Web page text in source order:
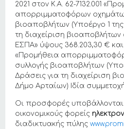
2021 στον Κ.Α. 62-7132.001
απορριμματοφόρων
βιοαποβλήτων (Υποέργο 1
τη διαχείριση
ΕΣΠΑ» ύψους 368.203,30 € και
«Προμήθεια
συλλογής βιοαποβλήτων
Δράσεις για τη διαχείριση
Δήμο Αρταίων) Ιδία
Οι προσφορές
οικονομικούς φορείς
διαδικτυακής πύλης